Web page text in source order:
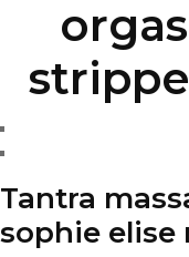
Tantra
sophie elise